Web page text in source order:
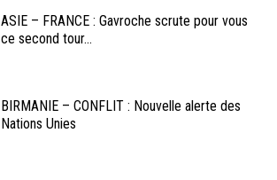
ASIE – FRANCE : Gavroche scrute pour vous
ce second tour...
BIRMANIE – CONFLIT : Nouvelle alerte des
Nations Unies